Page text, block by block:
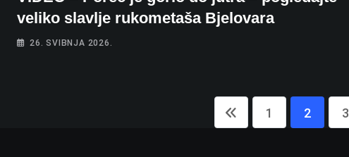
veliko slavlje rukometaša Bjelovara
26. SVIBNJA 2026.
1 2 3